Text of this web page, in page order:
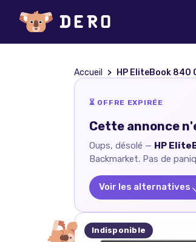
Accueil HP EliteBook 840 G11 14""
⏳ OFFRE EXPIRÉE
Cette annonce
Oups, désolé — HP
Backmarket. Pas de
Voir les alternatives
Indisponible